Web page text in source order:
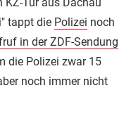
tappt die Polizei noch
in der ZDF-Sendung
die Polizei zwar 15
noch immer nicht